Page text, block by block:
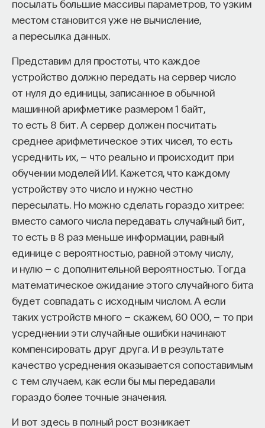
посылать большие массивы параметров, то узким
местом становится уже не вычисление,
а пересылка данных.
Представим для простоты, что каждое
устройство должно передать на сервер число
от нуля до единицы, записанное в обычной
машинной арифметике размером 1 байт,
то есть 8 бит. А сервер должен посчитать
среднее арифметическое этих чисел, то есть
усреднить их, — что реально и происходит при
обучении моделей ИИ. Кажется, что каждому
устройству это число и нужно честно
пересылать. Но можно сделать гораздо хитрее:
вместо самого числа передавать случайный бит,
то есть в 8 раз меньше информации, равный
единице с вероятностью, равной этому числу,
и нулю — с дополнительной вероятностью. Тогда
математическое ожидание этого случайного бита
будет совпадать с исходным числом. А если
таких устройств много — скажем, 60 000, — то при
усреднении эти случайные ошибки начинают
компенсировать друг друга. И в результате
качество усреднения оказывается сопоставимым
с тем случаем, как если бы мы передавали
гораздо более точные значения.
И вот здесь в полный рост возникает